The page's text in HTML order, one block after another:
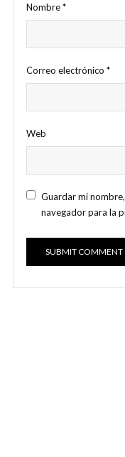
Nombre*
Correo electrónico *
Web
Guardar mi
navegador para la